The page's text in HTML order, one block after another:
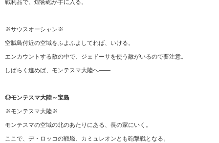
戦利品で、煌術砲が手に入る。
※サウスオーシャン※
空賊島付近の空域をふよふよしてれば、いける。
エンカウントする敵の中で、ジェドーサを使う敵がいるので要注意。
しばらく進めば、モンテスマ大陸へ――
◎モンテスマ大陸～宝島
※モンテスマ大陸※
モンテスマの空域の北のあたりにある、長の家にいく。
ここで、デ・ロッコの戦艦、カミュレオンとも砲撃戦となる。